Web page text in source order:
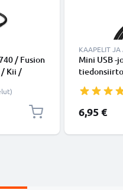
/ Fusion
/ Kii /
KAAPELIT
Mini USB -
6,95 €